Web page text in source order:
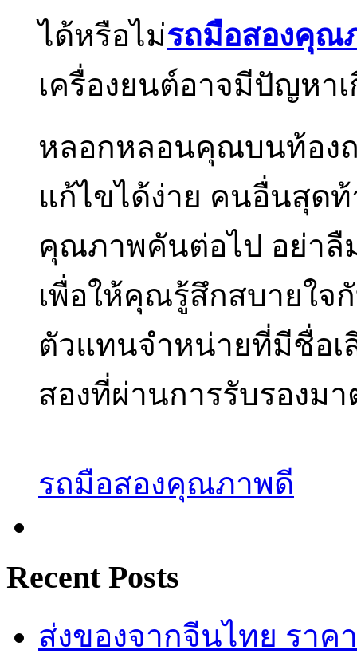
ได้หรือไม่รถมือสองคุณ
เครื่องยนต์อาจมีปัญหา
หลอกหลอนคุณบนท้อง
แก้ไขได้ง่าย คนอื่นสุด
คุณภาพคันต่อไป อย่าลื
เพื่อให้คุณรู้สึกสบายใ
ตัวแทนจำหน่ายที่มีชื่อเ
สองที่ผ่านการรับรองม
รถมือสองคุณภาพดี
Recent Posts
ส่งของจากจีนไทย ราค